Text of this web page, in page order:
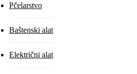
Pčelarstvo
Baštenski alat
Električni alat